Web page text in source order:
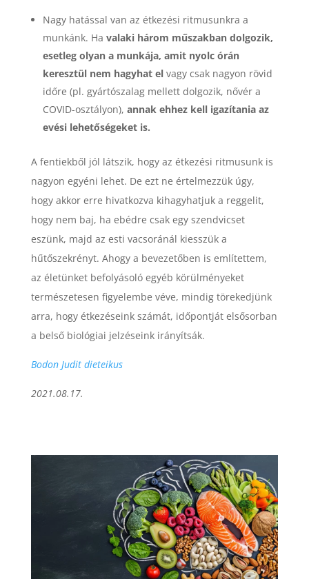
Nagy hatással van az étkezési ritmusunkra a
munkánk. Ha valaki három műszakban dolgozik,
esetleg olyan a munkája, amit nyolc órán
keresztül nem hagyhat el vagy csak nagyon rövid
időre (pl. gyártószalag mellett dolgozik, nővér a
COVID-osztályon), annak ehhez kell igazítania az
evési lehetőségeket is.
A fentiekből jól látszik, hogy az étkezési ritmusunk is
nagyon egyéni lehet. De ezt ne értelmezzük úgy,
hogy akkor erre hivatkozva kihagyhatjuk a reggelit,
hogy nem baj, ha ebédre csak egy szendvicset
eszünk, majd az esti vacsoránál kiesszük a
hűtőszekrényt. Ahogy a bevezetőben is említettem,
az életünket befolyásoló egyéb körülményeket
természetesen figyelembe véve, mindig törekedjünk
arra, hogy étkezéseink számát, időpontját elsősorban
a belső biológiai jelzéseink irányítsák.
Bodon Judit dieteikus
2021.08.17.